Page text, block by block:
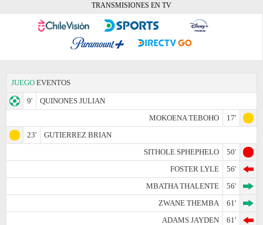
TRANSMISIONES EN TV
JUEGO EVENTOS
9'
QUINONES JULIAN
MOKOENA TEBOHO
17'
23'
GUTIERREZ BRIAN
SITHOLE SPHEPHELO
50'
FOSTER LYLE
56'
MBATHA THALENTE
56'
ZWANE THEMBA
61'
ADAMS JAYDEN
61'